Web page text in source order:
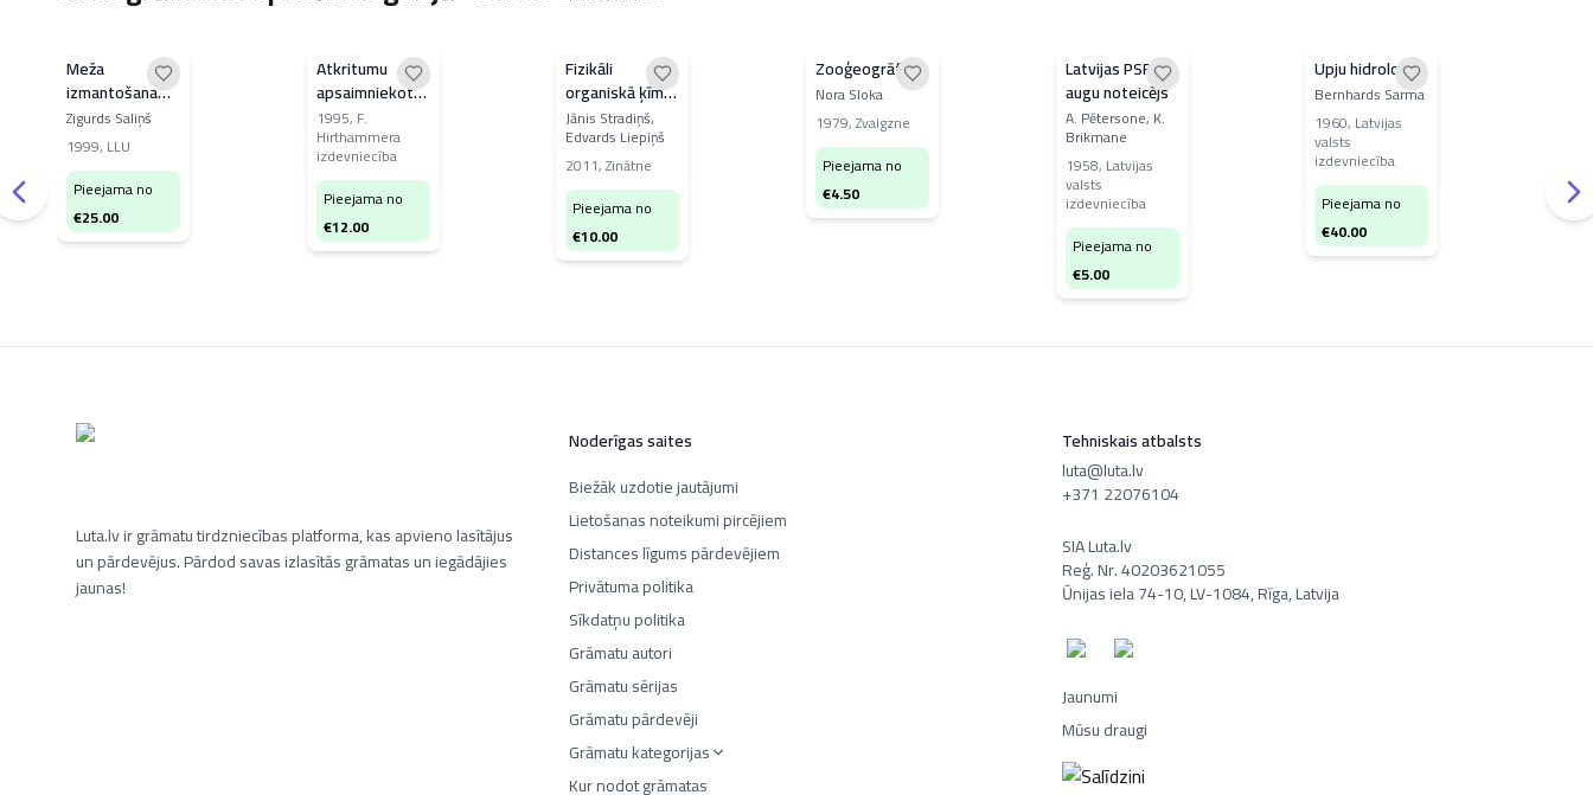
Meža
izmantošana
Latvijā
Zigurds Saliņš
1999, LLU
Pieejama no
€25.00
Atkritumu
apsaimniekotāja
rokasgrāmata
1995, F.
Hirthammera
izdevniecība
Pieejama no
€12.00
Fizikāli
organiskā ķīmija
organiskās
sintēzes
institūtā.
Laboratorijas
pusgadsimta
ceļš 1961–
2011
Jānis Stradiņš,
Edvards Liepiņš
2011,Zinātne
Pieejama no
€10.00
Zooģeogrāfija
Nora Sloka
1979,Zvaigzne
Pieejama no
€4.50
Latvijas PSR
augu noteicējs
A. Pētersone, K.
Brikmane
1958, Latvijas
valsts
izdevniecība
Pieejama no
€5.00
Upju hidroloģija
Bernhards Sarma
1960, Latvijas
valsts
izdevniecība
Pieejama no
€40.00
Luta.lv ir grāmatu tirdzniecības platforma, kas apvieno lasītājus
un pārdevējus. Pārdod savas izlasītās grāmatas un iegādājies
jaunas!
Noderīgas saites
Biežāk uzdotie jautājumi
Lietošanas noteikumi pircējiem
Distances līgums pārdevējiem
Privātuma politika
Sīkdatņu politika
Grāmatu autori
Grāmatu sērijas
Grāmatu pārdevēji
Grāmatu kategorijas
Kur nodot grāmatas
Tehniskais atbalsts
luta@luta.lv
+371 22076104
SIA Luta.lv
Reģ. Nr. 40203621055
Ūnijas iela 74-10, LV-1084, Rīga, Latvija
Jaunumi
Mūsu draugi